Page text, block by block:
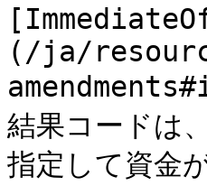
(/ja/
結果コード
指定して資金